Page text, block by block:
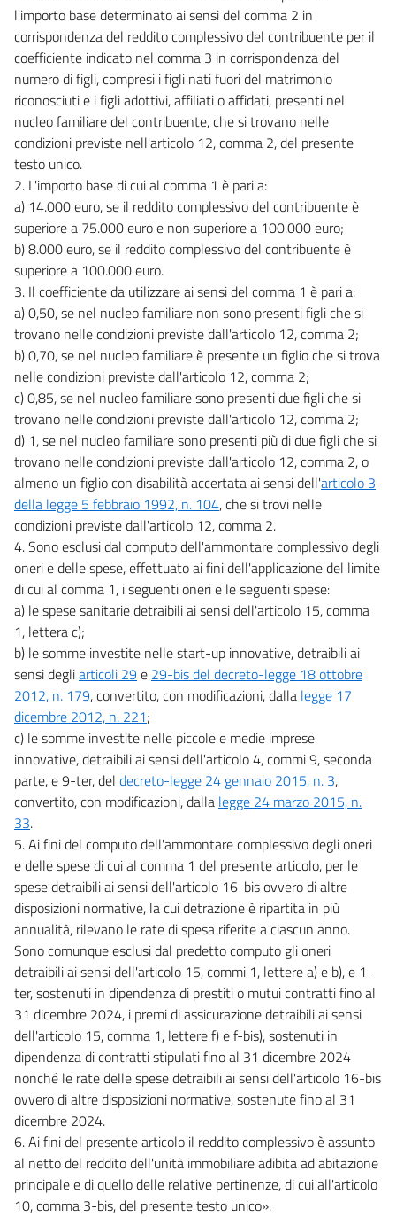
l'importo base determinato ai sensi del comma 2 in
corrispondenza del reddito complessivo del contribuente per il
coefficiente indicato nel comma 3 in corrispondenza del
numero di figli, compresi i figli nati fuori del matrimonio
riconosciuti e i figli adottivi, affiliati o affidati, presenti nel
nucleo familiare del contribuente, che si trovano nelle
condizioni previste nell'articolo 12, comma 2, del presente
testo unico.
2. L'importo base di cui al comma 1 è pari a:
a) 14.000 euro, se il reddito complessivo del contribuente è
superiore a 75.000 euro e non superiore a 100.000 euro;
b) 8.000 euro, se il reddito complessivo del contribuente è
superiore a 100.000 euro.
3. Il coefficiente da utilizzare ai sensi del comma 1 è pari a:
a) 0,50, se nel nucleo familiare non sono presenti figli che si
trovano nelle condizioni previste dall'articolo 12, comma 2;
b) 0,70, se nel nucleo familiare è presente un figlio che si trova
nelle condizioni previste dall'articolo 12, comma 2;
c) 0,85, se nel nucleo familiare sono presenti due figli che si
trovano nelle condizioni previste dall'articolo 12, comma 2;
d) 1, se nel nucleo familiare sono presenti più di due figli che si
trovano nelle condizioni previste dall'articolo 12, comma 2, o
almeno un figlio con disabilità accertata ai sensi dell'articolo 3
della legge 5 febbraio 1992, n. 104, che si trovi nelle
condizioni previste dall'articolo 12, comma 2.
4. Sono esclusi dal computo dell'ammontare complessivo degli
oneri e delle spese, effettuato ai fini dell'applicazione del limite
di cui al comma 1, i seguenti oneri e le seguenti spese:
a) le spese sanitarie detraibili ai sensi dell'articolo 15, comma
1, lettera c);
b) le somme investite nelle start-up innovative, detraibili ai
sensi degliarticoli 29 e 29-bis del decreto-legge 18 ottobre
2012, n. 179, convertito, con modificazioni, dalla legge 17
dicembre 2012, n. 221;
c) le somme investite nelle piccole e medie imprese
innovative, detraibili ai sensi dell'articolo 4, commi 9, seconda
parte, e 9-ter, del decreto-legge 24 gennaio 2015, n. 3,
convertito, con modificazioni, dalla legge 24 marzo 2015, n.
33.
5. Ai fini del computo dell'ammontare complessivo degli oneri
e delle spese di cui al comma 1 del presente articolo, per le
spese detraibili ai sensi dell'articolo 16-bis ovvero di altre
disposizioni normative, la cui detrazione è ripartita in più
annualità, rilevano le rate di spesa riferite a ciascun anno.
Sono comunque esclusi dal predetto computo gli oneri
detraibili ai sensi dell'articolo 15, commi 1, lettere a) e b), e 1-
ter, sostenuti in dipendenza di prestiti o mutui contratti fino al
31 dicembre 2024, i premi di assicurazione detraibili ai sensi
dell'articolo 15, comma 1, lettere f) e f-bis), sostenuti in
dipendenza di contratti stipulati fino al 31 dicembre 2024
nonché le rate delle spese detraibili ai sensi dell'articolo 16-bis
ovvero di altre disposizioni normative, sostenute fino al 31
dicembre 2024.
6. Ai fini del presente articolo il reddito complessivo è assunto
al netto del reddito dell'unità immobiliare adibita ad abitazione
principale e di quello delle relative pertinenze, di cui all'articolo
10, comma 3-bis, del presente testo unico».